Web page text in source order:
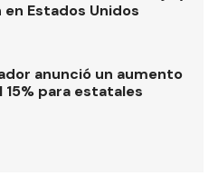
Estados Unidos
anunció un aumento
15% para estatales